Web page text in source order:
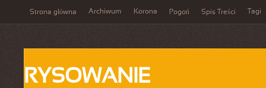
Strona główna Archiwum Korona Pogoń Spis Treści Tagi
RYSOWANIE